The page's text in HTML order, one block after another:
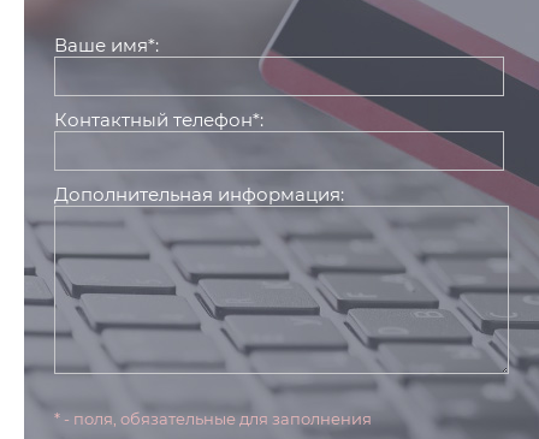
Ваше имя*:
Контактный телефон*:
Дополнительная информация:
* - поля, обязательные для заполнения